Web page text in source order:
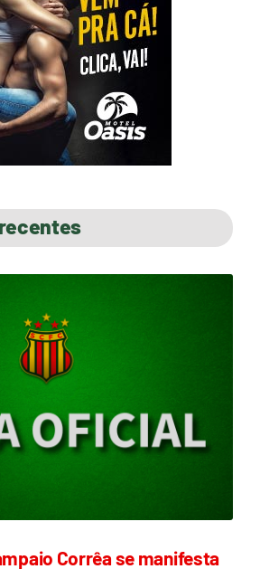
Corrêa se manifesta